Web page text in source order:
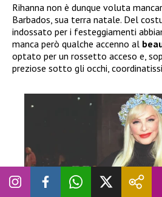
Rihanna non è dunque voluta
Barbados, sua terra natale. Del
indossato per i festeggiamenti
manca però qualche accenno al
optato per un rossetto acceso e,
preziose sotto gli occhi,